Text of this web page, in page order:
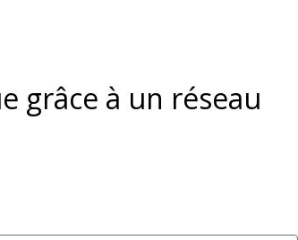
grâce à un réseau